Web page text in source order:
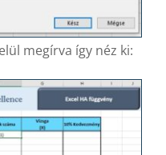
megírva így néz ki: